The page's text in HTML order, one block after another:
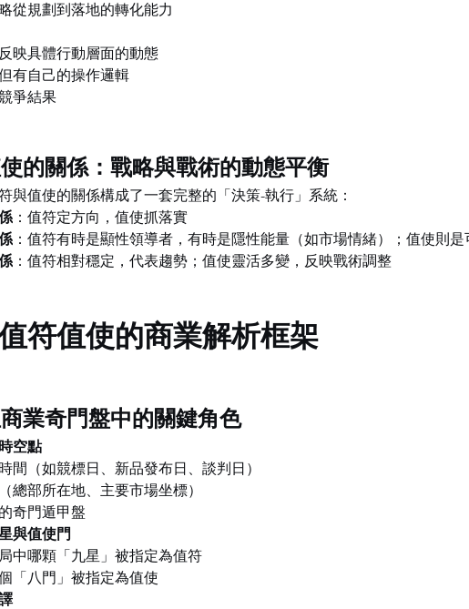
略從規劃到落地的轉化能力
映具體行動層面的動態
有自己的操作邏輯
爭結果
的關係：戰略與戰術的動態平衡
與值使的關係構成了一套完整的「決策-執行」系統：
：值符定方向，值使抓落實
：值符有時是顯性領導者，有時是隱性能量（如市場情緒）；值使則
：值符相對穩定，代表趨勢；值使靈活多變，反映戰術調整
符值使的商業解析框架
業奇門盤中的關鍵角色
空點
間（如競標日、新品發布日、談判日）
總部所在地、主要市場坐標）
奇門遁甲盤
與值使門
中哪顆「九星」被指定為值符
「八門」被指定為值使